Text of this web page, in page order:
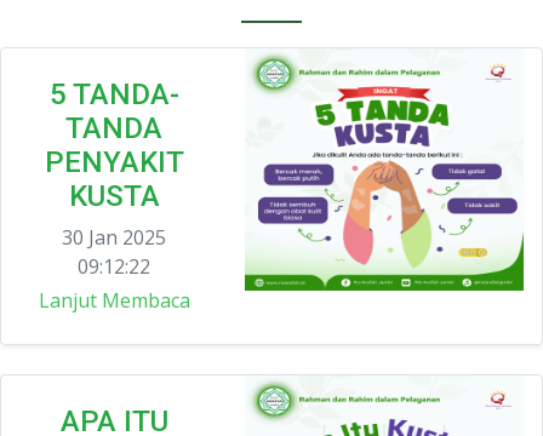
5 TANDA-
TANDA
PENYAKIT
KUSTA
30 Jan 2025
09:12:22
Lanjut Membaca
APA ITU